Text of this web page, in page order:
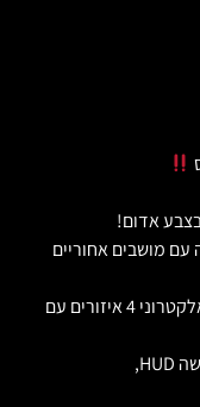
אדום!
7 מקומות נסיעה עם מושבים אחוריים
חימום /קירור/ מסז׳ במושבים הקדמיים, מזגן אלקטרוני 4 איזורים עם